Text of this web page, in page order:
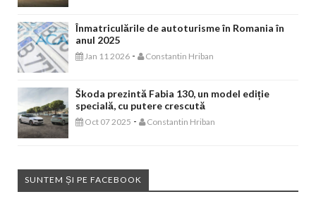
Înmatriculările de autoturisme în Romania în
anul 2025
Jan 11 2026 - Constantin Hriban
Škoda prezintă Fabia 130, un model ediție
specială, cu putere crescută
Oct 07 2025 - Constantin Hriban
SUNTEM ȘI PE FACEBOOK